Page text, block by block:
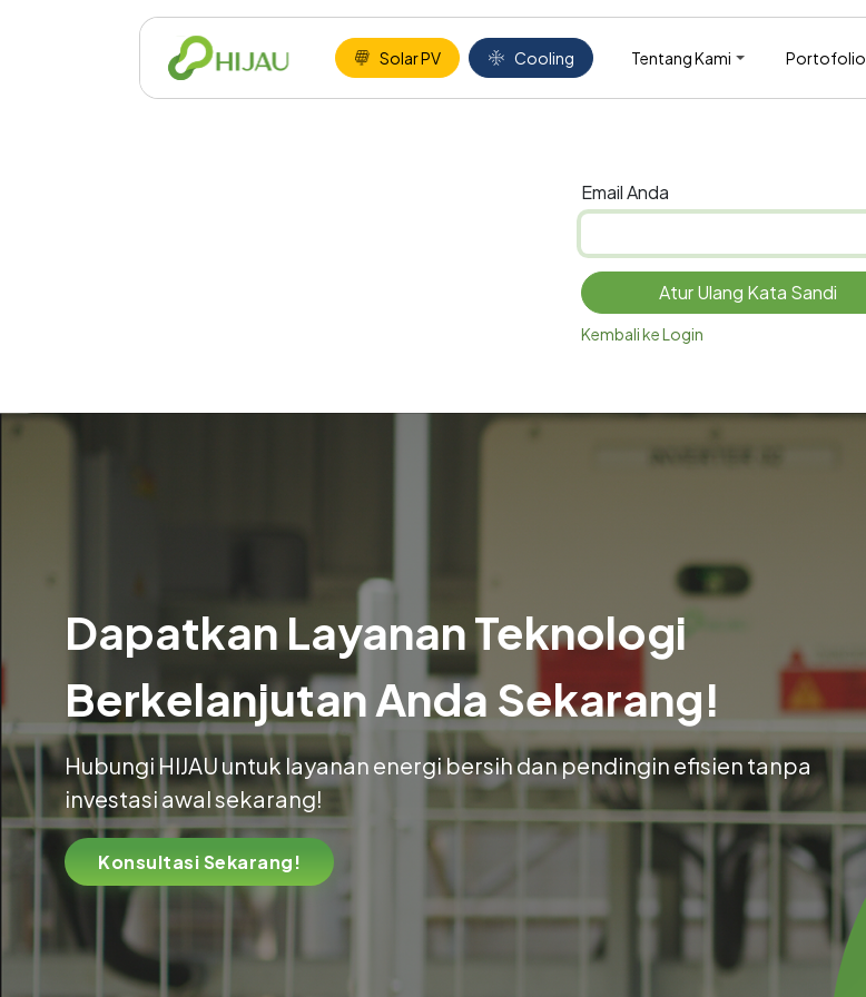
Solar PV Cooling Tentang Kami Portofolio
Email Anda
Atur Ulang Kata Sandi
Kembali ke Login
Dapatkan Layanan Teknologi
Berkelanjutan Anda Sekarang!
Hubungi HIJAU untuk layanan energi bersih dan pendingin efisien tanpa
investasi awal sekarang!
Konsultasi Sekarang!